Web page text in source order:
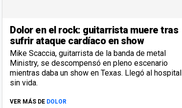
Dolor en el rock: guitarrista muere tras
sufrir ataque cardíaco en show
Mike Scaccia, guitarrista de la banda de metal
Ministry, se descompensó en pleno escenario
mientras daba un show en Texas. Llegó al hospital
sin vida.
VER MÁS DE DOLOR